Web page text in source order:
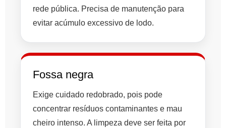
rede pública. Precisa de manutenção para
evitar acúmulo excessivo de lodo.
Fossa negra
Exige cuidado redobrado, pois pode
concentrar resíduos contaminantes e mau
cheiro intenso. A limpeza deve ser feita por